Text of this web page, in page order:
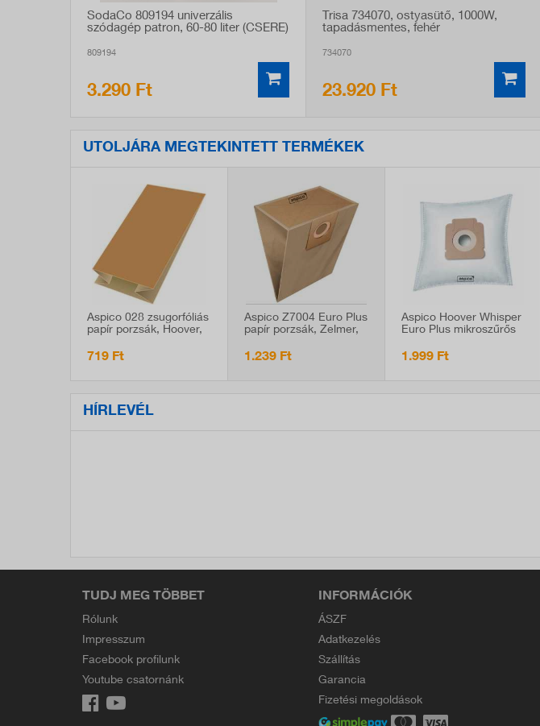
SodaCo 809194 univerzális
szódagép patron, 60-80 liter (CSERE)
809194
3.290 Ft
Trisa 734070, ostyasütő, 1000W,
tapadásmentes, fehér
734070
23.920 Ft
UTOLJÁRA MEGTEKINTETT TERMÉKEK
Aspico 028 zsugorfóliás
papír porzsák, Hoover,
takarítógép kompatibilis,
719 Ft
Aspico Z7004 Euro Plus
papír porzsák, Zelmer,
1.239 Ft
Aspico Hoover Whisper
Euro Plus mikroszűrős
Whisper, LIV, Candy
1.999 Ft
HÍRLEVÉL
TUDJ MEG TÖBBET
Rólunk
Impresszum
Facebook profilunk
Youtube csatornánk
INFORMÁCIÓK
ÁSZF
Adatkezelés
Szállítás
Garancia
Fizetési megoldások